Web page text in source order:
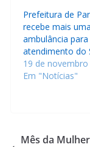
Prefeitura de
recebe mais uma
ambulância para
atendimento do
19 de novembro
Em "Notícias"
Mês da